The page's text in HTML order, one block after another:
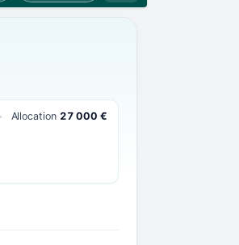
Allocation 27 000 €